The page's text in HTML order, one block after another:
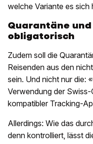
welche Variante es sich
Quarantäne
obligatorisch
Zudem soll die
Reisenden aus den
sein. Und nicht nur die:
Verwendung der
kompatibler Tracking-
Allerdings: Wie das
denn kontrolliert, lässt